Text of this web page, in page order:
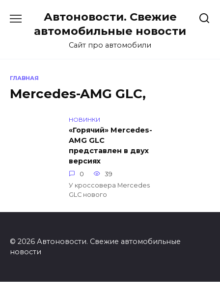
содержанию
Автоновости. Свежие
автомобильные новости
Сайт про автомобили
ГЛАВНАЯ
Mercedes-AMG GLC,
НОВИНКИ
«Горячий» Mercedes-
AMG GLC
представлен в двух
версиях
0
39
У кроссовера Mercedes
GLC нового
© 2026 Автоновости. Свежие автомобильные
новости